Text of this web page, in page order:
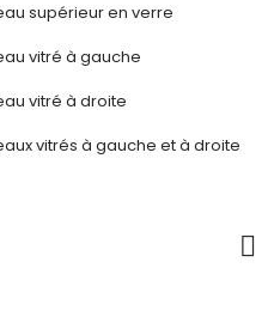
supérieur en verre
vitré à gauche
vitré à droite
vitrés à gauche et à droite